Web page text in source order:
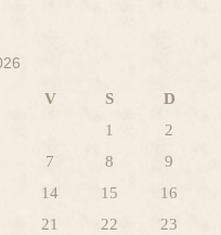
V S
D
1
2
7 8
9
14 15
16
21 22
23